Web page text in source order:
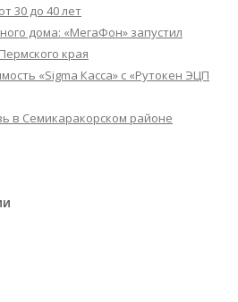
30 до 40 лет
дома: «МегаФон» запустил
края
«Sigma Касса» с «Рутокен ЭЦП
в Семикаракорском районе